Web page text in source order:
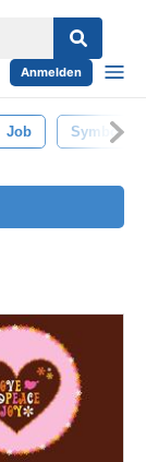
Anmelden
Job Symbol